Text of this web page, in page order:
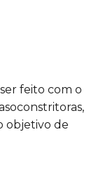
feito com o
objetivo de